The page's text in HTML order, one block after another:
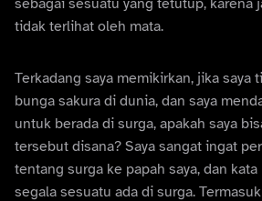
sebagai sesuatu yang tetutup, karena
tidak terlihat oleh mata.
Terkadang saya memikirkan, jika saya
bunga sakura di dunia, dan saya
untuk berada di surga, apakah saya
tersebut disana? Saya sangat ingat
tentang surga ke papah saya, dan
segala sesuatu ada di surga.